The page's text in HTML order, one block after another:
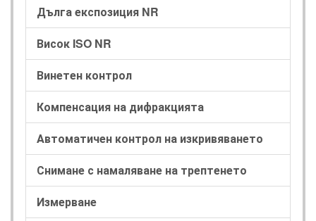
Дълга експозиция NR
Висок ISO NR
Винетен контрол
Компенсация на дифракцията
Автоматичен контрол на изкривяването
Снимане с намаляване на трептенето
Измерване